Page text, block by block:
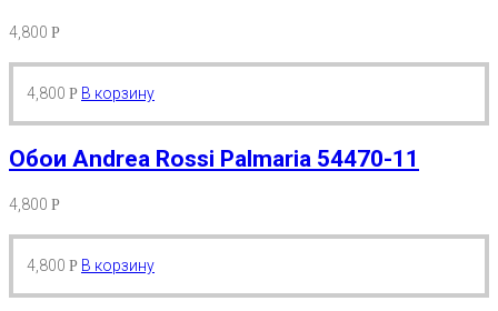
4,800 Р
4,800 Р В корзину
Обои Andrea Rossi Palmaria 54470-11
4,800 Р
4,800 Р В корзину